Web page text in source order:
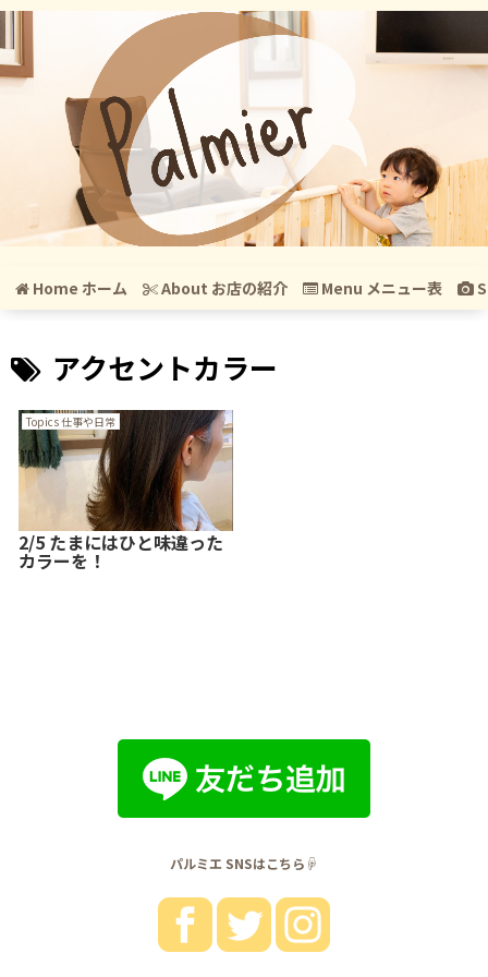
Home ホーム About お店の紹介 Menu メニュー表
アクセントカラー
Topics 仕事や日常
2/5 たまにはひと味違った
カラーを！
パルミエ SNSはこちら☟